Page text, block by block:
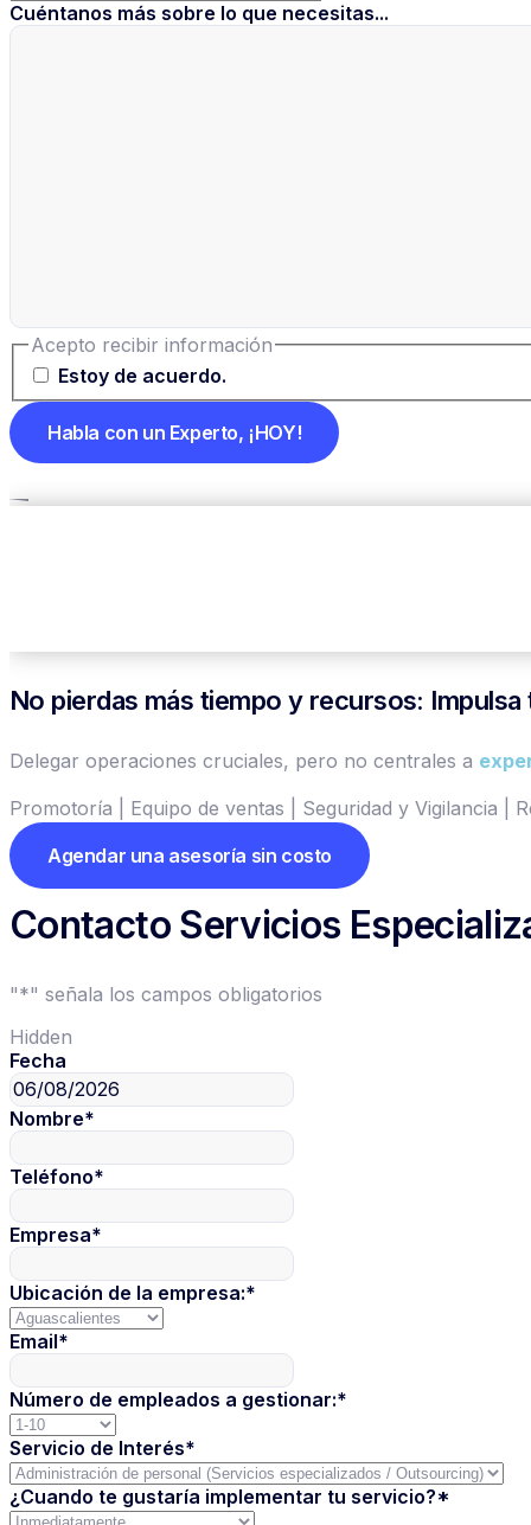
Cuéntanos más sobre lo que necesitas...
Acepto recibir información
Estoy de acuerdo.
No pierdas más tiempo y recursos:
Delegar operaciones cruciales, pero no centrales a
Promotoría | Equipo de ventas | Seguridad y Vigilancia |
Agendar una asesoría sin costo
Contacto Servicios
"*" señala los campos obligatorios
Hidden
Fecha
Nombre*
Teléfono*
Empresa*
Ubicación de la empresa:*
Email*
Número de empleados a gestionar:*
Servicio de Interés*
¿Cuando te gustaría implementar tu servicio?*